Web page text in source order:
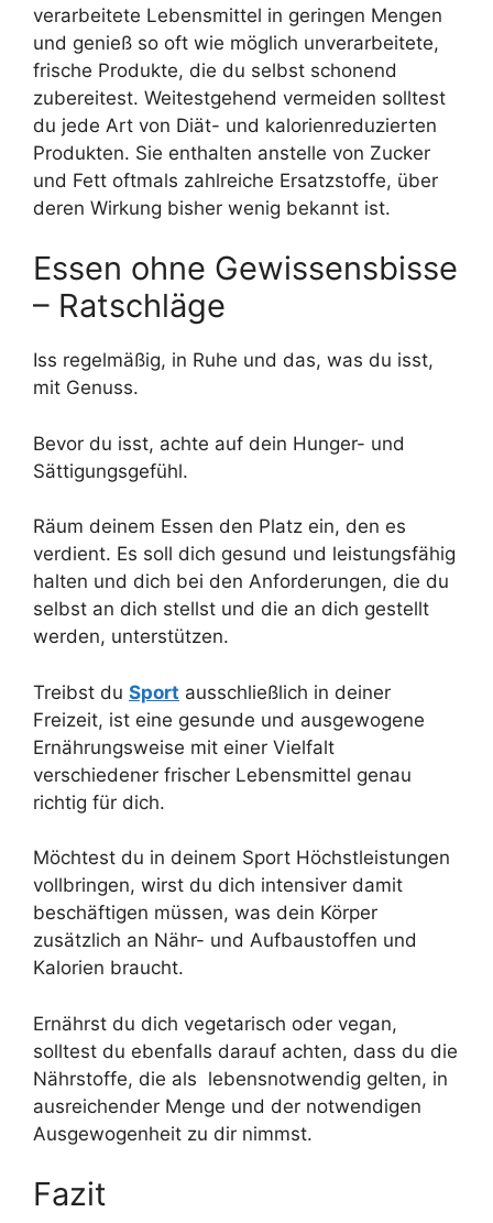
verarbeitete Lebensmittel in geringen Mengen
und genieß so oft wie möglich unverarbeitete,
frische Produkte, die du selbst schonend
zubereitest. Weitestgehend vermeiden solltest
du jede Art von Diät- und kalorienreduzierten
Produkten. Sie enthalten anstelle von Zucker
und Fett oftmals zahlreiche Ersatzstoffe, über
deren Wirkung bisher wenig bekannt ist.
Essen ohne Gewissensbisse
– Ratschläge
Iss regelmäßig, in Ruhe und das, was du isst,
mit Genuss.
Bevor du isst, achte auf dein Hunger- und
Sättigungsgefühl.
Räum deinem Essen den Platz ein, den es
verdient. Es soll dich gesund und leistungsfähig
halten und dich bei den Anforderungen, die du
selbst an dich stellst und die an dich gestellt
werden, unterstützen.
Treibst du Sport ausschließlich in deiner
Freizeit, ist eine gesunde und ausgewogene
Ernährungsweise mit einer Vielfalt
verschiedener frischer Lebensmittel genau
richtig für dich.
Möchtest du in deinem Sport Höchstleistungen
vollbringen, wirst du dich intensiver damit
beschäftigen müssen, was dein Körper
zusätzlich an Nähr- und Aufbaustoffen und
Kalorien braucht.
Ernährst du dich vegetarisch oder vegan,
solltest du ebenfalls darauf achten, dass du die
Nährstoffe, die als lebensnotwendig gelten, in
ausreichender Menge und der notwendigen
Ausgewogenheit zu dir nimmst.
Fazit